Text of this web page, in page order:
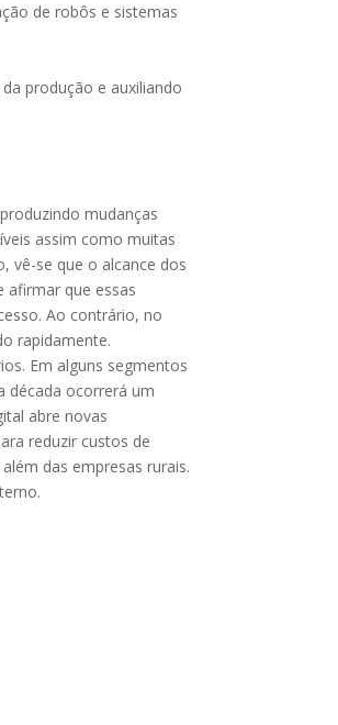
de robôs e sistemas
produção e auxiliando
mudanças
assim como muitas
vê-se que o alcance dos
afirmar que essas
Ao contrário, no
rapidamente.
Em alguns segmentos
década ocorrerá um
abre novas
reduzir custos de
das empresas rurais.